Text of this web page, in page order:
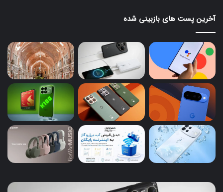
آخرین پست های بازبینی شده
هواوی